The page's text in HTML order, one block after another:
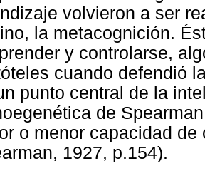
volvieron a ser
la metacognición.
y controlarse,
cuando defendió
punto central de la
de
o menor capacidad
1927, p.154).